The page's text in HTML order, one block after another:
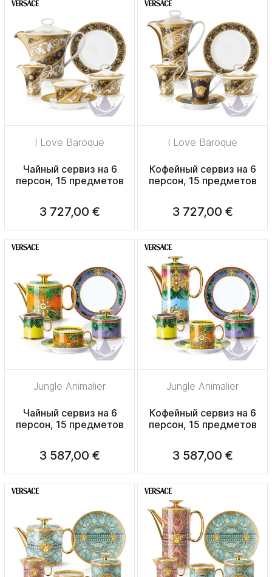
I Love Baroque
Чайный сервиз на 6
персон, 15 предметов
3 727,00 €
I Love Baroque
Кофейный сервиз на 6
персон, 15 предметов
3 727,00 €
Jungle Animalier
Чайный сервиз на 6
персон, 15 предметов
3 587,00 €
Jungle Animalier
Кофейный сервиз на 6
персон, 15 предметов
3 587,00 €